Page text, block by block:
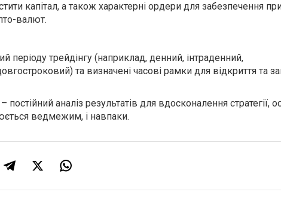
капітал, а також характерні ордери для забезпечення
валют.
періоду трейдінгу (наприклад, денний, інтраденний,
та визначені часові рамки для відкриття та
аналіз результатів для вдосконалення стратегії,
ведмежим, і навпаки.